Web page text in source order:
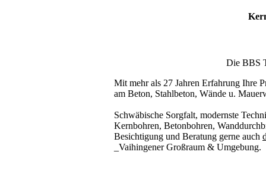
Die BBS
Mit mehr als 27 Jahren Erfahrung Ihre
am Beton, Stahlbeton, Wände u.
Schwäbische Sorgfalt, modernste
Kernbohren, Betonbohren,
Besichtigung und Beratung gerne auch
_Vaihingener Großraum & Umgebung.